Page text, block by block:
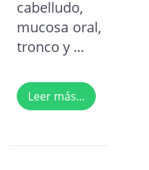
cabelludo,
mucosa oral,
tronco y ...
Leer más...